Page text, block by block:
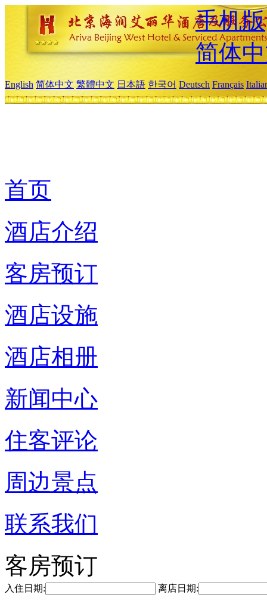
手机版
简体
English 简体中文 繁體中文 日本語 한국어 Deutsch Français
首页
酒店介绍
客房预订
酒店设施
酒店相册
新闻中心
住客评论
周边景点
联系我们
客房预订
入住日期: 离店日期: